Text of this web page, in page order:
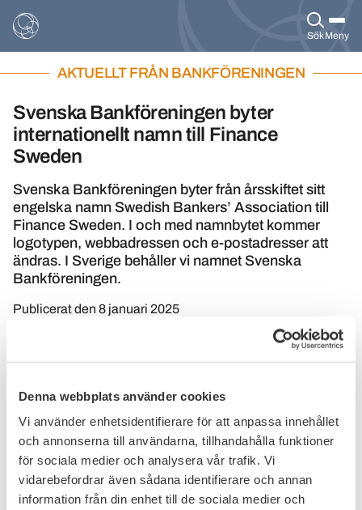
Denna webbplats använder cookies
Vi använder enhetsidentifierare för att anpassa innehållet
och annonserna till användarna, tillhandahålla funktioner
för sociala medier och analysera vår trafik. Vi
vidarebefordrar även sådana identifierare och annan
information från din enhet till de sociala medier och
SökMeny
AKTUELLT FRÅN BANKFÖRENINGEN
Svenska Bankföreningen byter
internationellt namn till Finance
Sweden
Svenska Bankföreningen byter från årsskiftet sitt
engelska namn Swedish Bankers’ Association till
Finance Sweden. I och med namnbytet kommer
logotypen, webbadressen och e-postadresser att
ändras. I Sverige behåller vi namnet Svenska
Bankföreningen.
Publicerat den 8 januari 2025